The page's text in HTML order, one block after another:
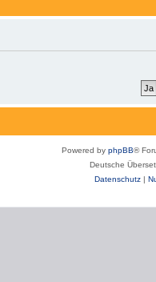
Powered by phpBB®
Deutsche
Datenschutz|